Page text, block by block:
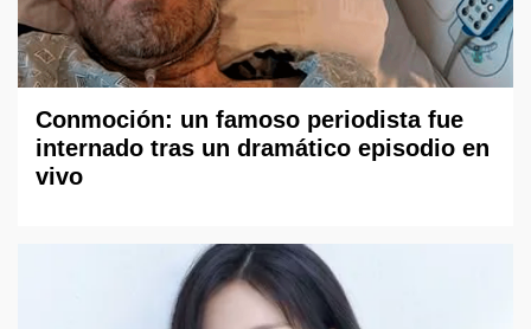
Conmoción: un famoso periodista fue
internado tras un dramático episodio en
vivo